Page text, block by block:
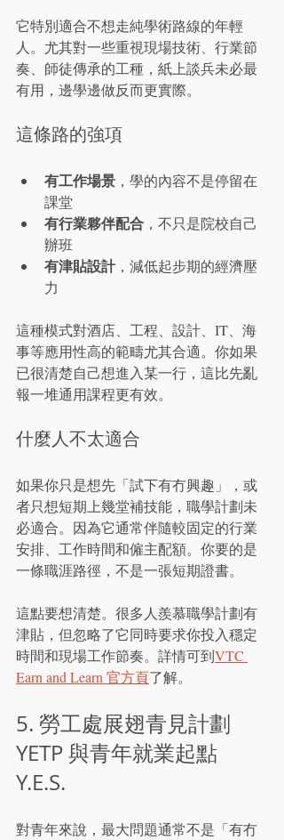
它特別適合不想走純學術路線的年輕
人。尤其對一些重視現場技術、行業節
奏、師徒傳承的工種，紙上談兵未必最
有用，邊學邊做反而更實際。
這條路的強項
有工作場景 ，學的內容不是停留在
課堂
有行業夥伴配合 ，不只是院校自己
辦班
有津貼設計，減低起步期的經濟壓
力
這種模式對酒店、工程、設計、IT、海
事等應用性高的範疇尤其合適。你如果
已很清楚自己想進入某一行，這比先亂
報一堆通用課程更有效。
什麼人不太適合
如果你只是想先「試下有冇興趣」，或
者只想短期上幾堂補技能，職學計劃未
必適合。因為它通常伴隨較固定的行業
安排、工作時間和僱主配額。你要的是
一條職涯路徑，不是一張短期證書。
這點要想清楚。很多人羨慕職學計劃有
津貼，但忽略了它同時要求你投入穩定
時間和現場工作節奏。詳情可到VTC
Earn and Learn 官方頁了解。
5. 勞工處展翅青見計劃
YETP 與青年就業起點
Y.E.S.
對青年來說，最大問題通常不是「有冇